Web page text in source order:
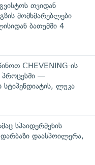
თვიდან
მომხმარებლები
ბათუმში 4
CHEVENING-ის
პროცესში —
სტიპენდიატის, ლუკა
სპაიდერმენის
დაასპოილერა,